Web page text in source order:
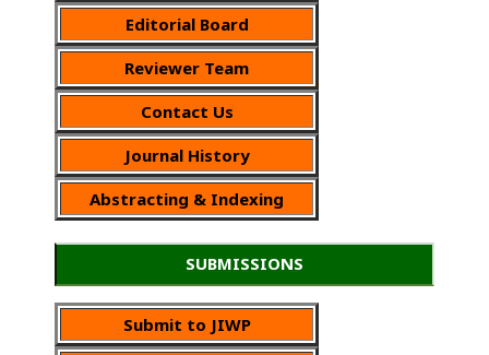
Editorial Board
Reviewer Team
Contact Us
Journal History
Abstracting & Indexing
SUBMISSIONS
Submit to JIWP